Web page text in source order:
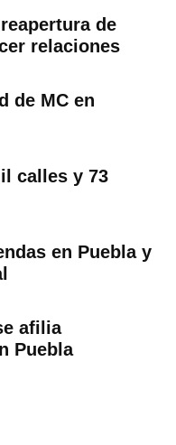
de
relaciones
de MC en
calles y 73
en Puebla y
afilia
Puebla